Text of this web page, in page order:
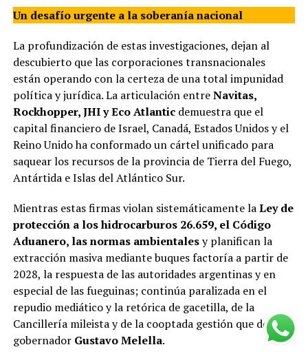
Un desafío urgente a la soberanía nacional
La profundización de estas investigaciones, dejan al
descubierto que las corporaciones transnacionales
están operando con la certeza de una total impunidad
política y jurídica. La articulación entreNavitas,
Rockhopper, JHI y Eco Atlantic demuestra que el
capital financiero de Israel, Canadá, Estados Unidos y el
Reino Unido ha conformado un cártel unificado para
saquear los recursos de la provincia de Tierra del Fuego,
Antártida e Islas del Atlántico Sur.
Mientras estas firmas violan sistemáticamente laLey de
protección a los hidrocarburos 26.659, el Código
Aduanero, las normas ambientalesy planifican la
extracción masiva mediante buques factoría a partir de
2028, la respuesta de las autoridades argentinas y en
especial de las fueguinas; continúa paralizada en el
repudio mediático y la retórica de gacetilla, de la
Cancillería mileista y de la cooptada gestión que del
gobernador Gustavo Melella.